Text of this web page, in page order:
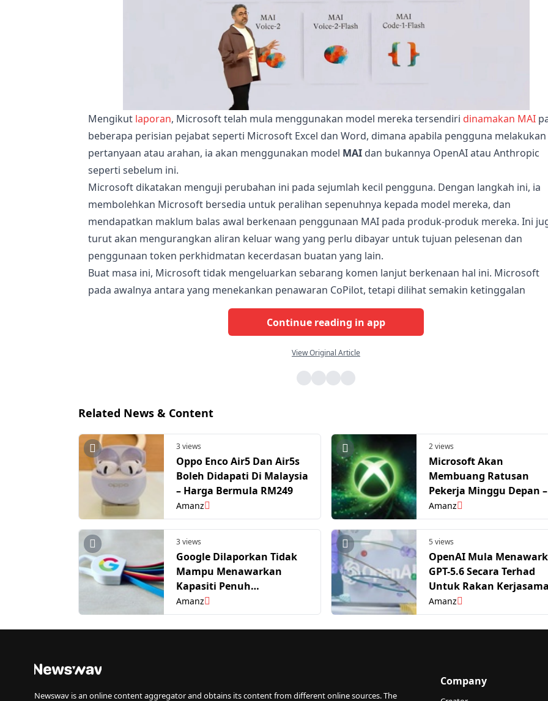
Mengikut laporan, Microsoft telah mula menggunakan model mereka tersendiri dinamakan MAI
beberapa perisian pejabat seperti Microsoft Excel dan Word, dimana apabila pengguna melakukan
pertanyaan atau arahan, ia akan menggunakan model MAI dan bukannya OpenAI atau Anthropic
seperti sebelum ini.
Microsoft dikatakan menguji perubahan ini pada sejumlah kecil pengguna. Dengan langkah ini, ia
membolehkan Microsoft bersedia untuk peralihan sepenuhnya kepada model mereka, dan
mendapatkan maklum balas awal berkenaan penggunaan MAI pada produk-produk mereka. Ini
turut akan mengurangkan aliran keluar wang yang perlu dibayar untuk tujuan pelesenan dan
penggunaan token perkhidmatan kecerdasan buatan yang lain.
Buat masa ini, Microsoft tidak mengeluarkan sebarang komen lanjut berkenaan hal ini. Microsoft
pada awalnya antara yang menekankan penawaran CoPilot, tetapi dilihat semakin ketinggalan
Continue reading in app
View Original Article
Related News & Content
3 views
Oppo Enco Air5 Dan Air5s
Boleh Didapati Di Malaysia
– Harga Bermula RM249
Amanz
2 views
Microsoft Akan
Membuang Ratusan
Pekerja Minggu Depan –
Xbox Paling Terjejas
Amanz
3 views
Google Dilaporkan Tidak
Mampu Menawarkan
Kapasiti Penuh
Penggunaan Gemini
Untuk Meta
Amanz
5 views
OpenAI Mula
GPT-5.6 Secara Terhad
Untuk Rakan
Yang Diluluskan
Amerika
Amanz
Newswav is an online content aggregator and obtains its content from different online sources. The
Company